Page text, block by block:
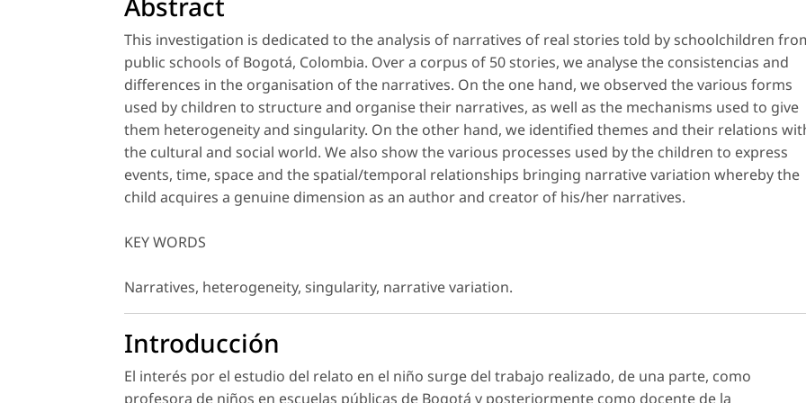
This investigation is dedicated to the analysis of narratives of real stories told by schoolchildren
public schools of Bogotá, Colombia. Over a corpus of 50 stories, we analyse the consistencias and
differences in the organisation of the narratives. On the one hand, we observed the various forms
used by children to structure and organise their narratives, as well as the mechanisms used to give
them heterogeneity and singularity. On the other hand, we identified themes and their relations
the cultural and social world. We also show the various processes used by the children to express
events, time, space and the spatial/temporal relationships bringing narrative variation whereby the
child acquires a genuine dimension as an author and creator of his/her narratives.
KEY WORDS
Narratives, heterogeneity, singularity, narrative variation.
Introducción
El interés por el estudio del relato en el niño surge del trabajo realizado, de una parte, como
profesora de niños en escuelas públicas de Bogotá y posteriormente como docente de la